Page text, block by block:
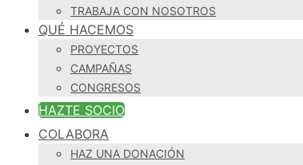
TRABAJA CON NOSOTROS
QUÉ HACEMOS
PROYECTOS
CAMPAÑAS
CONGRESOS
HAZTE SOCIO
COLABORA
HAZ UNA DONACIÓN